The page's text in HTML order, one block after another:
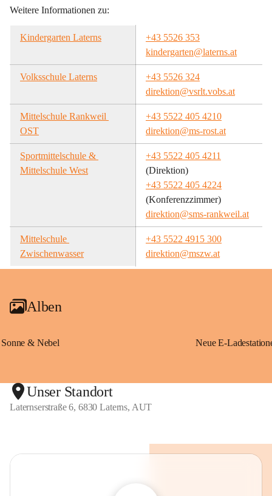
Weitere Informationen zu:
Kindergarten Laterns
+43 5526 353
kindergarten@laterns.at
Volksschule Laterns
+43 5526 324
direktion@vsrlt.vobs.at
Mittelschule Rankweil
OST
+43 5522 405 4210
direktion@ms-rost.at
Sportmittelschule &
Mittelschule West
+43 5522 405 4211
(Direktion)
+43 5522 405 4224
(Konferenzzimmer)
direktion@sms-rankweil.at
Mittelschule
Zwischenwasser
+43 5522 4915 300
direktion@mszw.at
Alben
Sonne & Nebel
Unser Standort
Laternserstraße 6, 6830 Laterns, AUT